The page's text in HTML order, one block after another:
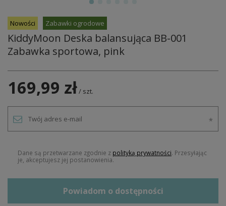
Nowości Zabawki ogrodowe
KiddyMoon Deska balansująca BB-001
Zabawka sportowa, pink
169,99 zł/ szt.
Dane są przetwarzane zgodnie z polityką prywatności. Przesyłając
je, akceptujesz jej postanowienia.
Powiadom o dostępności